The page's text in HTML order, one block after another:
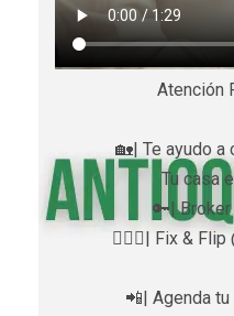
Atención
🏡| Te ayudo a
Tu casa
🔑|
👷🏼‍♀️| Fix &
📲| Agenda